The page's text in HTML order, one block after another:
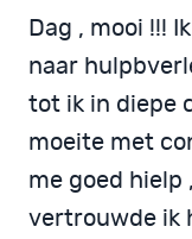
Dag , mooi !!!
naar
tot ik in diepe
moeite met
me goed hielp
vertrouwde ik